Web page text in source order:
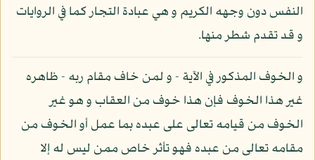
النفس دون وجهه الكريم و هي عبادة التجار كما في الروايات
و قد تقدم شطر منها.
و الخوف المذكور في الآية - و لمن خاف مقام ربه - ظاهره
غير هذا الخوف فإن هذا خوف من العقاب و هو غير
الخوف من قيامه تعالى على عبده بما عمل أو الخوف من
مقامه تعالى من عبده فهو تأثر خاص ممن ليس له إلا